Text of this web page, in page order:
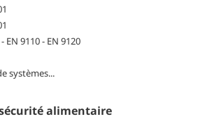
EN 9110 - EN 9120
systèmes...
alimentaire